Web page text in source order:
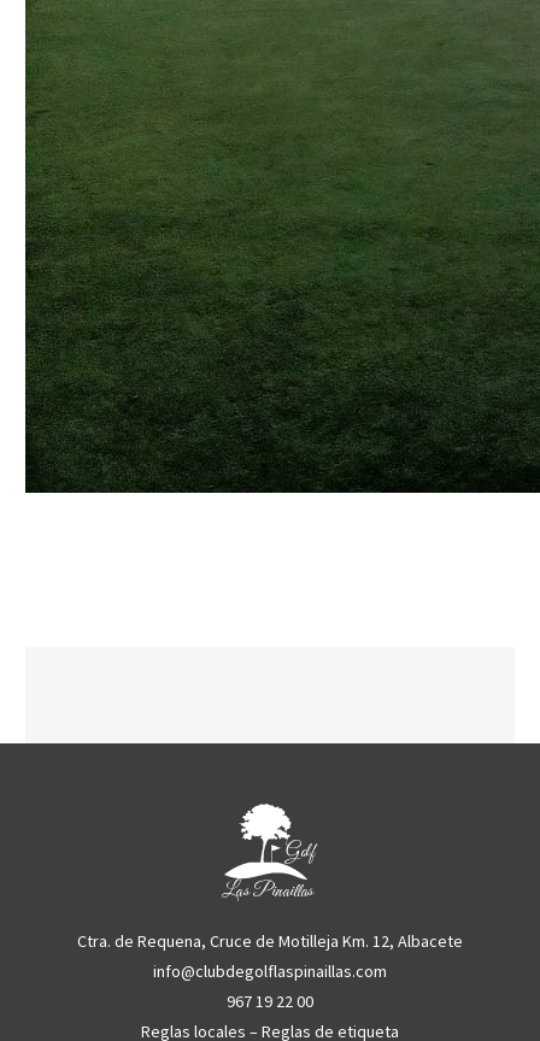
Ctra. de Requena, Cruce de Motilleja Km. 12, Albacete
info@clubdegolflaspinaillas.com
967 19 22 00
Reglas locales –Reglas de etiqueta